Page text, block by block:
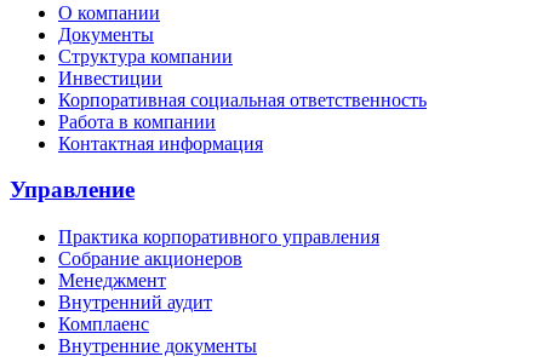
О компании
Документы
Структура компании
Инвестиции
Корпоративная социальная ответственность
Работа в компании
Контактная информация
Управление
Практика корпоративного управления
Собрание акционеров
Менеджмент
Внутренний аудит
Комплаенс
Внутренние документы